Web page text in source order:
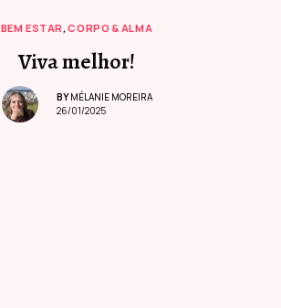
BEM ESTAR ,CORPO & ALMA
Viva melhor!
BY MÉLANIE MOREIRA
26/01/2025